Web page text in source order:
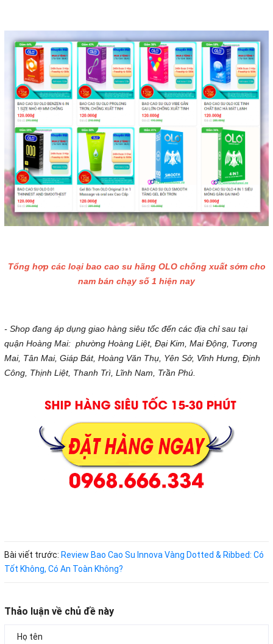
Tổng hợp các loại bao cao su hãng OLO chống xuất sớm cho
nam bán chạy số 1 hiện nay
- Shop đang áp dụng giao hàng siêu tốc đến các địa chỉ sau tại
quận Hoàng Mai: phường Hoàng Liệt, Đại Kim, Mai Động, Tương
Mai, Tân Mai, Giáp Bát, Hoàng Văn Thụ, Yên Sở, Vĩnh Hưng, Định
Công, Thịnh Liệt, Thanh Trì, Lĩnh Nam, Trần Phú.
Bài viết trước: Review Bao Cao Su Innova Vàng Dotted & Ribbed: Có
Tốt Không, Có An Toàn Không?
Thảo luận về chủ đề này